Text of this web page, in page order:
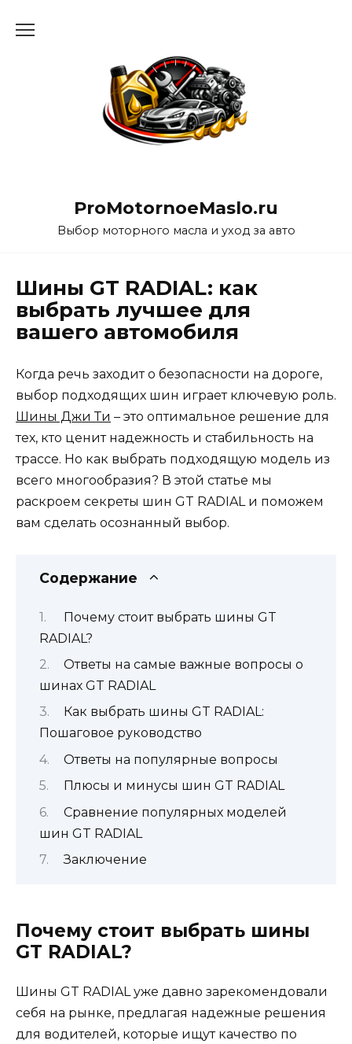
ProMotornoeMaslo.ru
Выбор моторного масла и уход за авто
Шины GT RADIAL: как
выбрать лучшее для
вашего автомобиля
Когда речь заходит о безопасности на дороге,
выбор подходящих шин играет ключевую роль.
Шины Джи Ти – это оптимальное решение для
тех, кто ценит надежность и стабильность на
трассе. Но как выбрать подходящую модель из
всего многообразия? В этой статье мы
раскроем секреты шин GT RADIAL и поможем
вам сделать осознанный выбор.
Содержание
Почему стоит выбрать шины GT
RADIAL?
Ответы на самые важные вопросы о
шинах GT RADIAL
Как выбрать шины GT RADIAL:
Пошаговое руководство
Ответы на популярные вопросы
Плюсы и минусы шин GT RADIAL
Сравнение популярных моделей
шин GT RADIAL
Заключение
Почему стоит выбрать шины
GT RADIAL?
Шины GT RADIAL уже давно зарекомендовали
себя на рынке, предлагая надежные решения
для водителей, которые ищут качество по